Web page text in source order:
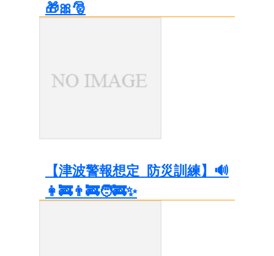
🎁🎀🎅
【津波警報想定_防災訓練】🔊
👩‍🚒👨‍🚒🧑‍🚒✨